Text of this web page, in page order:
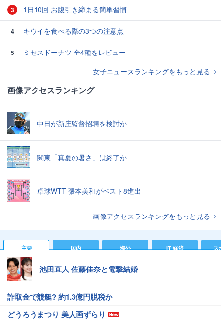
3 1日10回 お腹引き締まる簡単習慣
4 キウイを食べる際の3つの注意点
5
ミセスドーナツ 全4種をレビュー
女子ニュースランキングをもっと見る
画像アクセスランキング
中日が新庄監督招聘を検討か
関東「真夏の暑さ」は終了か
卓球WTT 張本美和がベスト8進出
画像アクセスランキングをもっと見る
主要 国内 海外 IT 経済 ス
池田直人 佐藤佳奈と電撃結婚
詐取金で競艇? 約1.3億円脱税か
どうろうまつり 美人画ずらり